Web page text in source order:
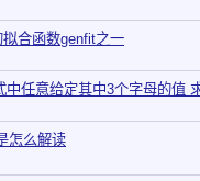
拟合函数genfit之一
中任意给定其中3个字母的值
怎么解读